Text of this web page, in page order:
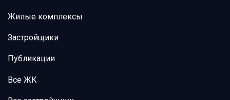
Жилые комплексы
Застройщики
Публикации
Все ЖК